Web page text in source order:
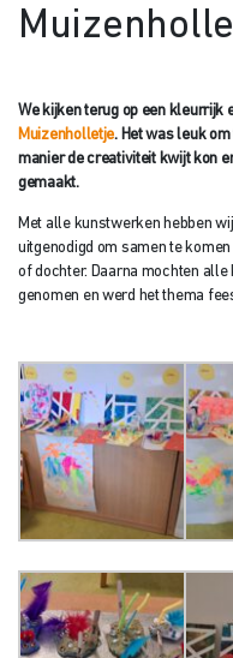
We kijken terug op een kleurrijk
Muizenholletje. Het was leuk
manier de creativiteit kwijt kon
gemaakt.
Met alle kunstwerken hebben
uitgenodigd om samen te
of dochter. Daarna mochten
genomen en werd het thema